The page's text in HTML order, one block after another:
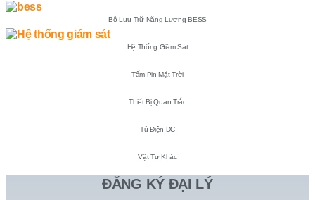
Bộ Lưu Trữ Năng Lượng BESS
Hệ Thống Giám Sát
Tấm Pin Mặt Trời
Thiết Bị Quan Trắc
Tủ Điện DC
Vật Tư Khác
ĐĂNG KÝ ĐẠI LÝ